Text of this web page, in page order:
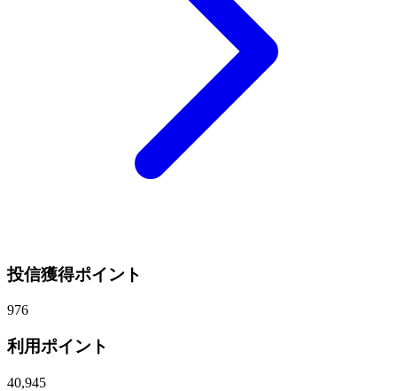
投信獲得ポイント
976
利用ポイント
40,945